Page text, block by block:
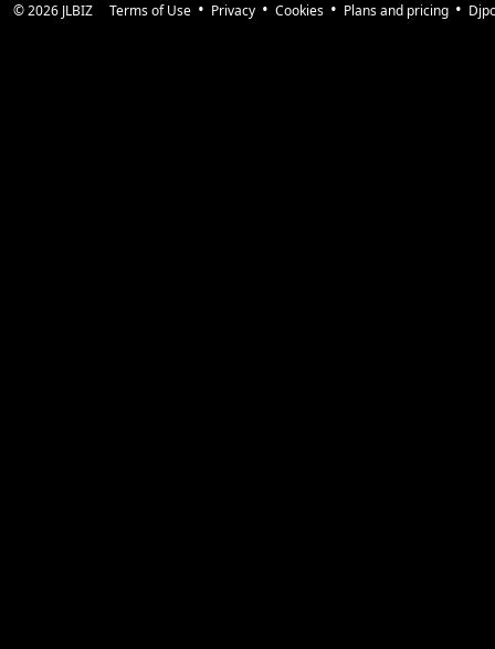
© 2026 JLBIZ Terms of Use Privacy Cookies Plans and pricing